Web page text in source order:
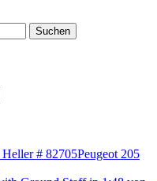
Suchen
Peugeot 205